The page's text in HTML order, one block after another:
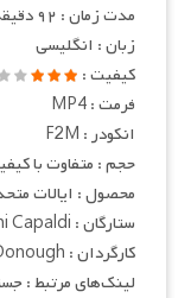
مدت زمان : ۹۲ دقیقه
زبان : انگلیسی
کیفیت :
فرمت : MP4
انکودر : F2M
حجم : متفاوت با
محصول : ایالات
ستارگان : Samuel L. Jackson, Vincent Cassel, Gianni Capaldi
کارگردان : Terry McDonough
لینک‌های مرتبط :